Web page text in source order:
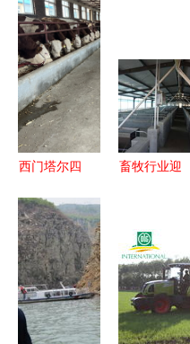
西门塔尔四
走势 三百
至四百斤散
养育肥牛市
场与畜牧饲
料销售分析
畜牧行业迎
料添加剂新
规、原料药
停产、养猪
巨头业绩创